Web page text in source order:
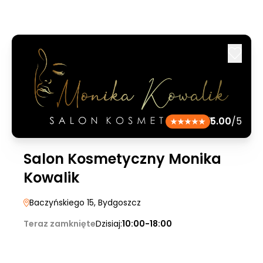
5.00/5
Salon Kosmetyczny Monika
Kowalik
Baczyńskiego 15, Bydgoszcz
Teraz zamknięteDzisiaj:10:00-18:00